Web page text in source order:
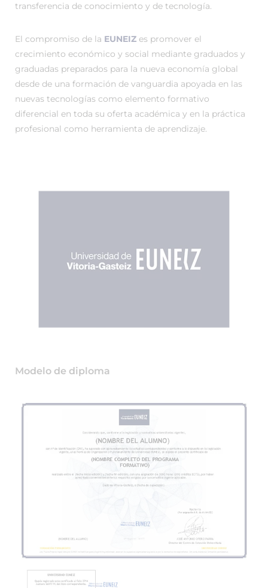
transferencia de conocimiento y de tecnología.
El compromiso de la EUNEIZ es promover el
crecimiento económico y social mediante graduados y
graduadas preparados para la nueva economía global
desde de una formación de vanguardia apoyada en las
nuevas tecnologías como elemento formativo
diferencial en toda su oferta académica y en la práctica
profesional como herramienta de aprendizaje.
Modelo de diploma